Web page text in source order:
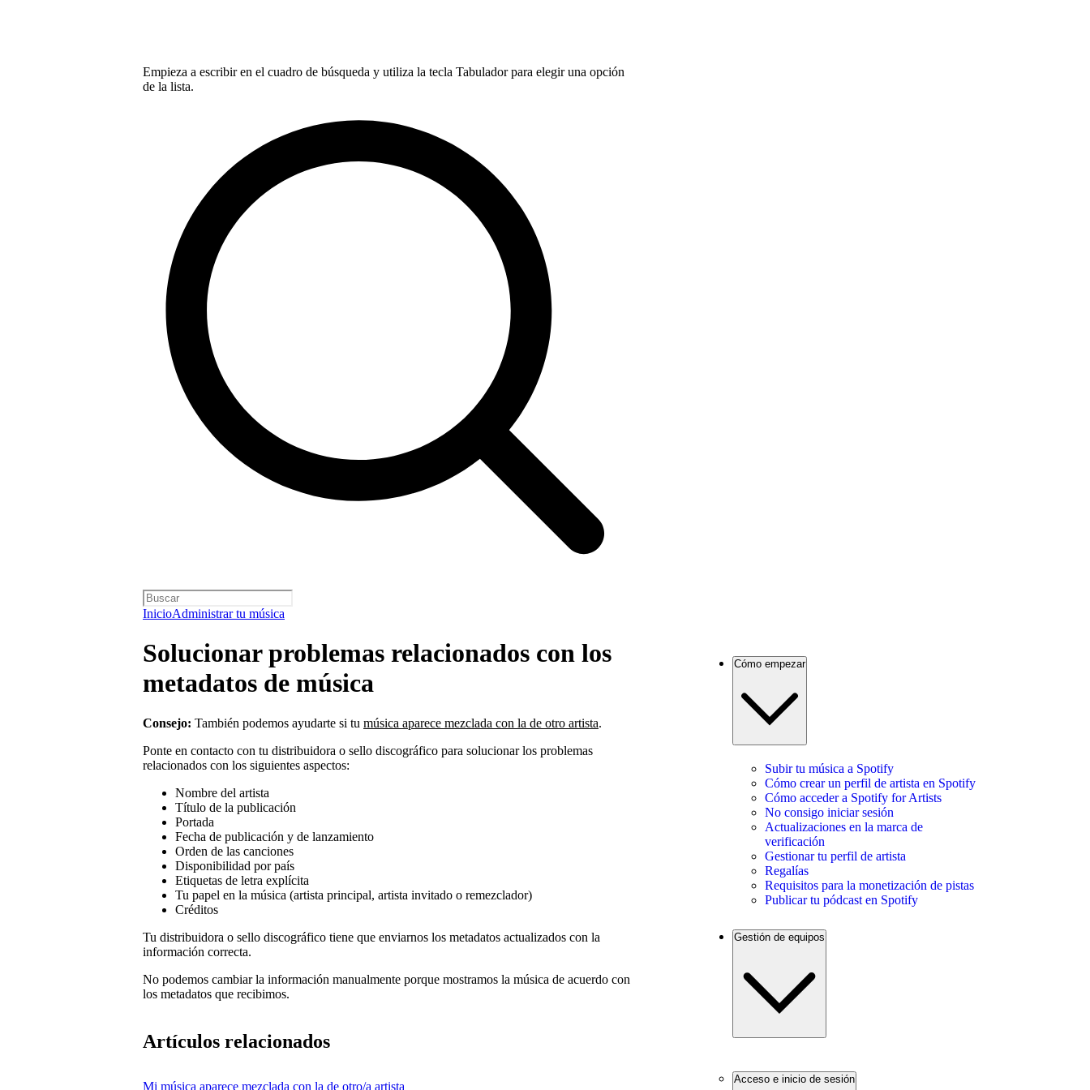
Empieza a escribir en el cuadro de búsqueda y utiliza la tecla Tabulador para elegir una opción
de la lista.
InicioAdministrar tu música
Solucionar problemas relacionados con los
metadatos de música
Consejo: También podemos ayudarte si tu música aparece mezclada con la de otro artista.
Ponte en contacto con tu distribuidora o sello discográfico para solucionar los problemas
relacionados con los siguientes aspectos:
Nombre del artista
Título de la publicación
Portada
Fecha de publicación y de lanzamiento
Orden de las canciones
Disponibilidad por país
Etiquetas de letra explícita
Tu papel en la música (artista principal, artista invitado o remezclador)
Créditos
Tu distribuidora o sello discográfico tiene que enviarnos los metadatos actualizados con la
información correcta.
No podemos cambiar la información manualmente porque mostramos la música de acuerdo con
los metadatos que recibimos.
Artículos relacionados
Mi música aparece mezclada con la de otro/a artista
Cómo empezar
Subir tu música a Spotify
Cómo crear un perfil de artista en Spotify
Cómo acceder a Spotify for Artists
No consigo iniciar sesión
Actualizaciones en la marca de
verificación
Gestionar tu perfil de artista
Regalías
Requisitos para la monetización de pistas
Publicar tu pódcast en Spotify
Gestión de equipos
Acceso e inicio de sesión